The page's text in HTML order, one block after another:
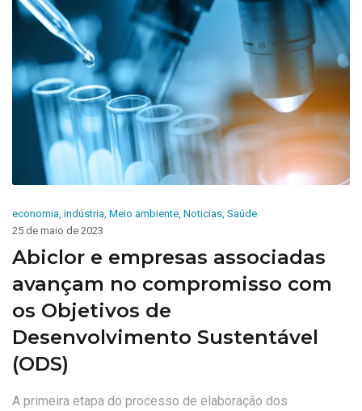
economia indústria Meio ambiente Noticias Saúde
25 de maio de 2023
Abiclor e empresas associadas
avançam no compromisso com
os Objetivos de
Desenvolvimento Sustentável
(ODS)
A primeira etapa do processo de elaboração dos